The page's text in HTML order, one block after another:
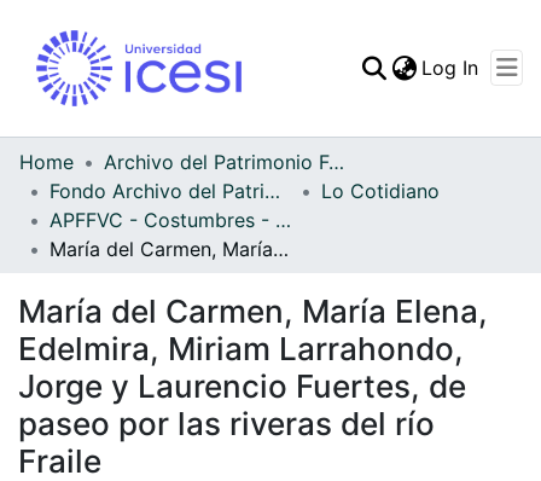
Statistics
Log In
Home
Archivo del Patrimonio Fotográfico y Fílmico del Valle del Cauca
Fondo Archivo del Patrimonio Fotográfico y Fílmico del Valle del Cauca
Lo Cotidiano
APFFVC - Costumbres - Patrimonial
María del Carmen, María Elena, Edelmira, Miriam Larrahondo, Jorge y Laurencio Fuertes, de paseo por las riveras del río Fraile
María del Carmen, María Elena,
Edelmira, Miriam Larrahondo,
Jorge y Laurencio Fuertes, de
paseo por las riveras del río
Fraile